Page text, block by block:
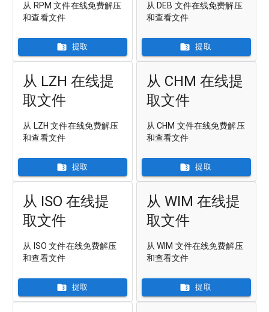
从 RPM 文件在线免费解压
和查看文件
提取
从 DEB 文件在线免费解压
和查看文件
提取
从 LZH 在线提
取文件
从 LZH 文件在线免费解压
和查看文件
提取
从 CHM 在线提
取文件
从 CHM 文件在线免费解压
和查看文件
提取
从 ISO 在线提
取文件
从 ISO 文件在线免费解压
和查看文件
提取
从 WIM 在线提
取文件
从 WIM 文件在线免费解压
和查看文件
提取